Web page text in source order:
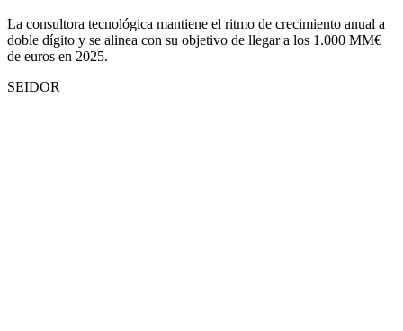
La consultora tecnológica mantiene el ritmo de crecimiento anual a
doble dígito y se alinea con su objetivo de llegar a los 1.000 MM€
de euros en 2025.
SEIDOR